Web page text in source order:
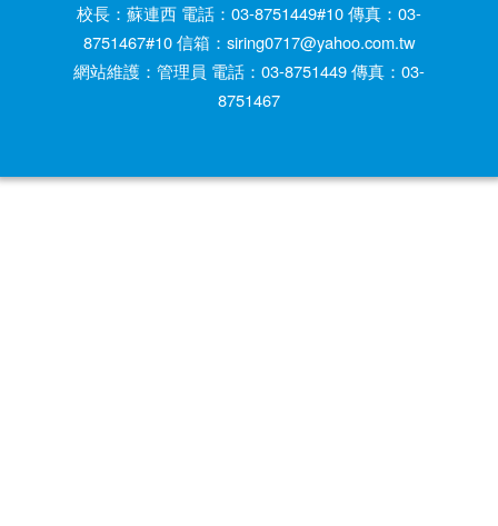
校長：蘇連西 電話：03-8751449#10 傳真：03-
8751467#10 信箱：siring0717@yahoo.com.tw
網站維護：管理員 電話：03-8751449 傳真：03-
8751467